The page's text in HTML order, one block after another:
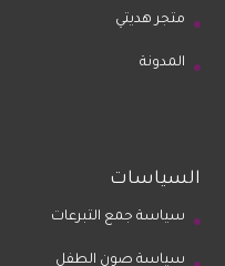
متجر هديتي
المدونة
السياسات
سياسة جمع التبرعات
سياسة صون الطفل